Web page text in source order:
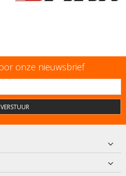
onze nieuwsbrief
VERSTUUR